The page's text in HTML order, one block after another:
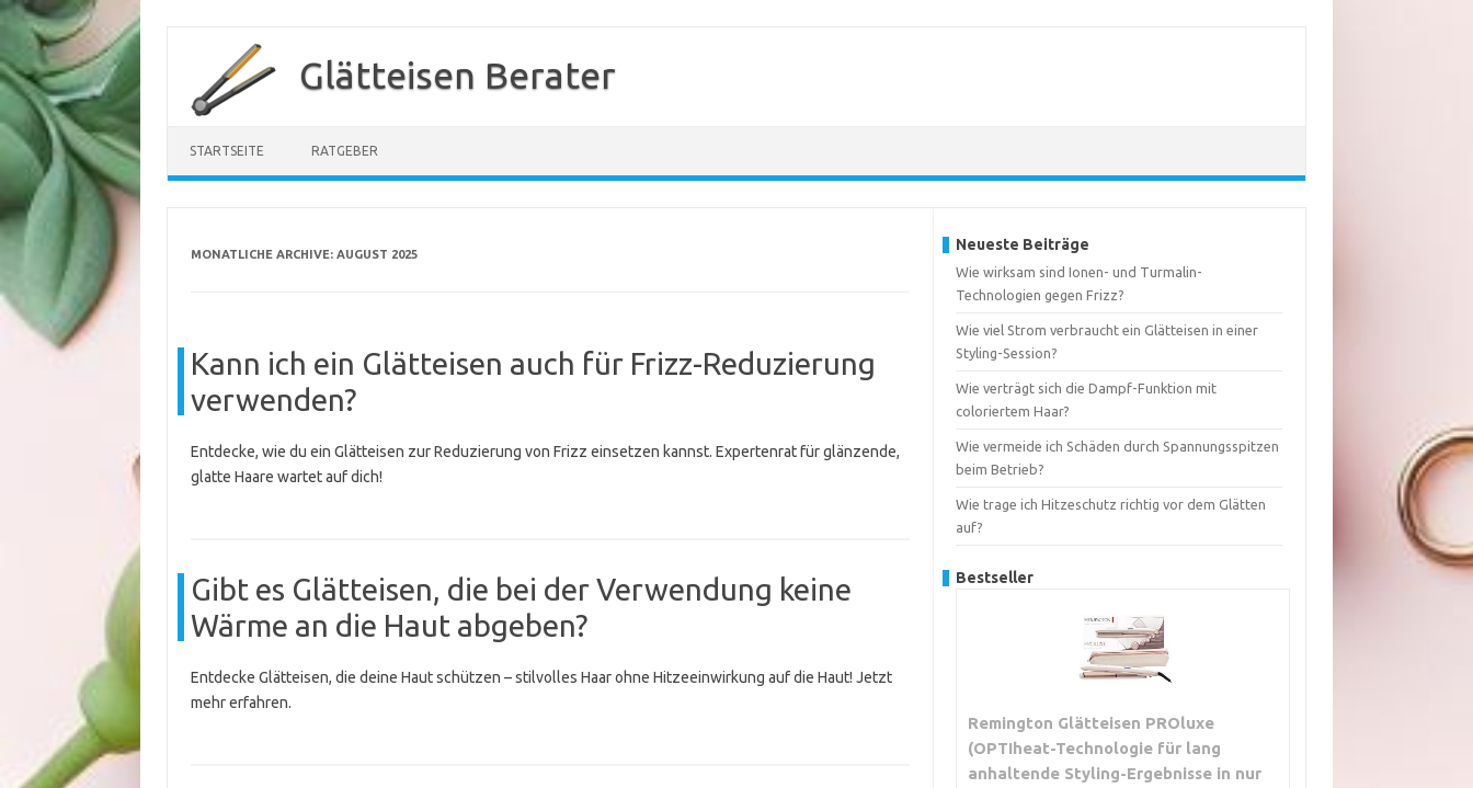
Glätteisen Berater
STARTSEITE RATGEBER
MONATLICHE ARCHIVE: AUGUST 2025
Kann ich ein Glätteisen auch für Frizz-Reduzierung
verwenden?
Entdecke, wie du ein Glätteisen zur Reduzierung von Frizz einsetzen kannst. Expertenrat für glänzende,
glatte Haare wartet auf dich!
Gibt es Glätteisen, die bei der Verwendung keine
Wärme an die Haut abgeben?
Entdecke Glätteisen, die deine Haut schützen – stilvolles Haar ohne Hitzeeinwirkung auf die Haut! Jetzt
mehr erfahren.
Neueste Beiträge
Wie wirksam sind Ionen- und Turmalin-
Technologien gegen Frizz?
Wie viel Strom verbraucht ein Glätteisen in einer
Styling-Session?
Wie verträgt sich die Dampf-Funktion mit
coloriertem Haar?
Wie vermeide ich Schäden durch Spannungsspitzen
beim Betrieb?
Wie trage ich Hitzeschutz richtig vor dem Glätten
auf?
Bestseller
Remington Glätteisen PROluxe
(OPTIheat-Technologie für lang
anhaltende Styling-Ergebnisse in nur